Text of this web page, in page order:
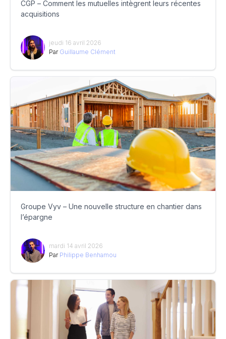
CGP – Comment les mutuelles intègrent leurs récentes
acquisitions
jeudi 16 avril 2026
Par Guillaume Clément
Groupe Vyv – Une nouvelle structure en chantier dans
l’épargne
mardi 14 avril 2026
Par Philippe Benhamou